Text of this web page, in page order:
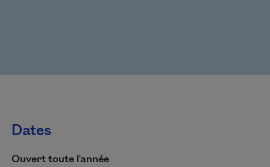
Dates
Ouvert toute l'année